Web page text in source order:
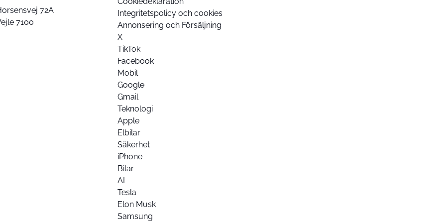
72A
7100
Integritetspolicy och cookies
Annonsering och Försäljning
X
TikTok
Facebook
Mobil
Google
Gmail
Teknologi
Apple
Elbilar
Säkerhet
iPhone
Bilar
AI
Tesla
Elon Musk
Samsung